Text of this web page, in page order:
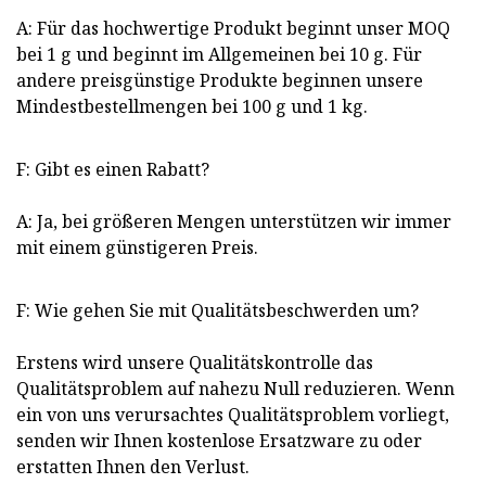
A: Für das hochwertige Produkt beginnt unser MOQ
bei 1 g und beginnt im Allgemeinen bei 10 g. Für
andere preisgünstige Produkte beginnen unsere
Mindestbestellmengen bei 100 g und 1 kg.
F: Gibt es einen Rabatt?
A: Ja, bei größeren Mengen unterstützen wir immer
mit einem günstigeren Preis.
F: Wie gehen Sie mit Qualitätsbeschwerden um?
Erstens wird unsere Qualitätskontrolle das
Qualitätsproblem auf nahezu Null reduzieren. Wenn
ein von uns verursachtes Qualitätsproblem vorliegt,
senden wir Ihnen kostenlose Ersatzware zu oder
erstatten Ihnen den Verlust.